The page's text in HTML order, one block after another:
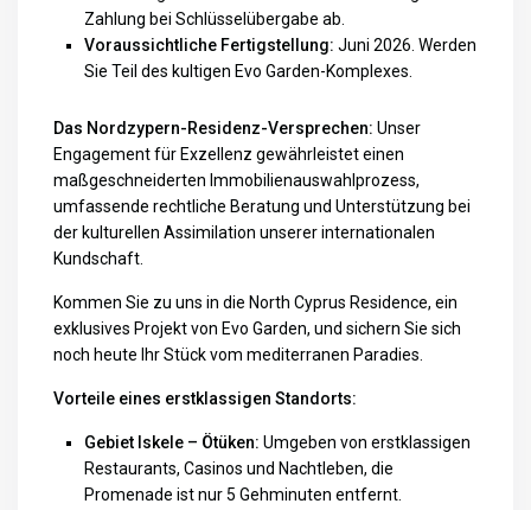
Zahlung bei Schlüsselübergabe ab.
Voraussichtliche Fertigstellung: Juni 2026. Werden
Sie Teil des kultigen Evo Garden-Komplexes.
Das Nordzypern-Residenz-Versprechen: Unser
Engagement für Exzellenz gewährleistet einen
maßgeschneiderten Immobilienauswahlprozess,
umfassende rechtliche Beratung und Unterstützung bei
der kulturellen Assimilation unserer internationalen
Kundschaft.
Kommen Sie zu uns in die North Cyprus Residence, ein
exklusives Projekt von Evo Garden, und sichern Sie sich
noch heute Ihr Stück vom mediterranen Paradies.
Vorteile eines erstklassigen Standorts:
Gebiet Iskele – Ötüken: Umgeben von erstklassigen
Restaurants, Casinos und Nachtleben, die
Promenade ist nur 5 Gehminuten entfernt.